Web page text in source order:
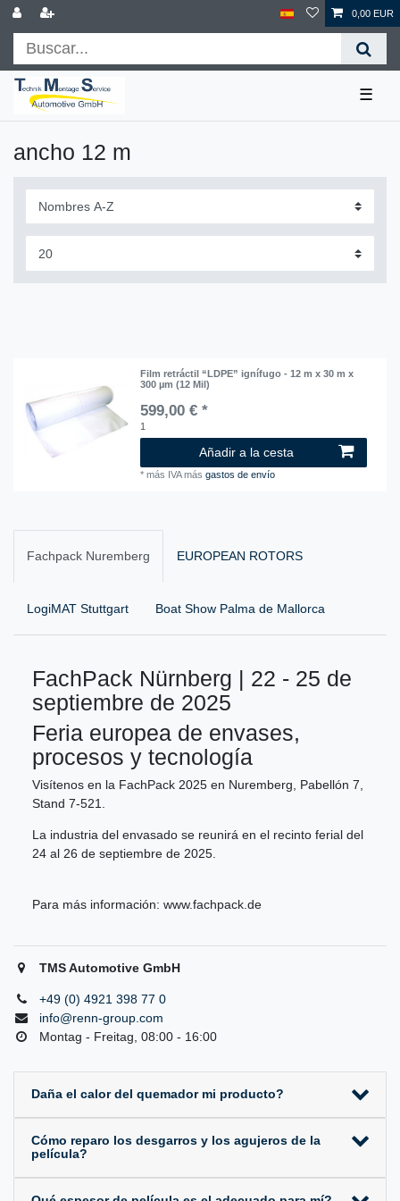
0,00 EUR
☰
ancho 12 m
Film retráctil “LDPE” ignífugo - 12 m x 30 m x
300 µm (12 Mil)
599,00 € *
1
Añadir a la cesta
*más IVAmásgastos de envío
Fachpack Nuremberg EUROPEAN ROTORS
LogiMAT Stuttgart Boat Show Palma de Mallorca
FachPack Nürnberg | 22 - 25 de
septiembre de 2025
Feria europea de envases,
procesos y tecnología
Visítenos en la FachPack 2025 en Nuremberg, Pabellón 7,
Stand 7-521.
La industria del envasado se reunirá en el recinto ferial del
24 al 26 de septiembre de 2025.
Para más información: www.fachpack.de
TMS Automotive GmbH
+49 (0) 4921 398 77 0
info@renn-group.com
Montag - Freitag, 08:00 - 16:00
Daña el calor del quemador mi producto?
Cómo reparo los desgarros y los agujeros de la
película?